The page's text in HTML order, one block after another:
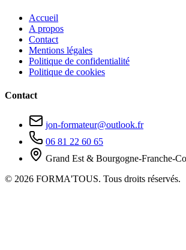
Accueil
A propos
Contact
Mentions légales
Politique de confidentialité
Politique de cookies
Contact
jon-formateur@outlook.fr
06 81 22 60 65
Grand Est & Bourgogne-Franche-
© 2026 FORMA'TOUS. Tous droits réservés.